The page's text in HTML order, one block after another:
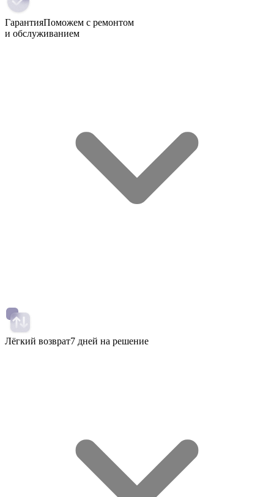
ГарантияПоможем с ремонтом
и обслуживанием
Лёгкий возврат7 дней на решение